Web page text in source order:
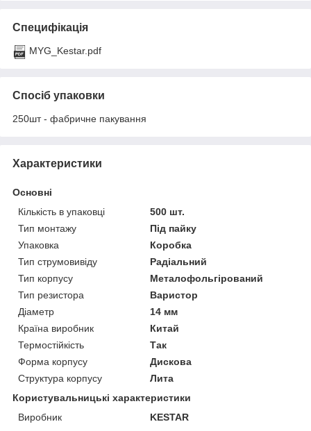
Специфікація
MYG_Kestar.pdf
Спосіб упаковки
250шт - фабричне пакування
Характеристики
Основні
Кількість в упаковці
500 шт.
Тип монтажу
Під пайку
Упаковка
Коробка
Тип струмовивіду
Радіальний
Тип корпусу
Металофольгірований
Тип резистора
Варистор
Діаметр
14 мм
Країна виробник
Китай
Термостійкість
Так
Форма корпусу
Дискова
Структура корпусу
Лита
Користувальницькі характеристики
Виробник
KESTAR